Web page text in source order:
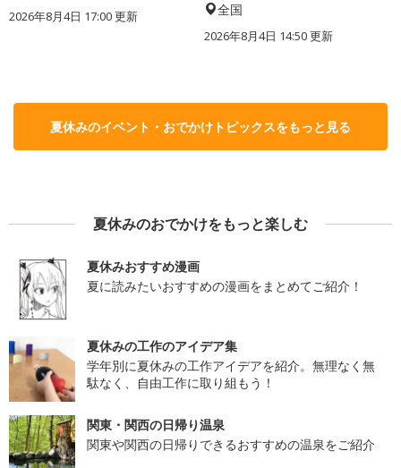
2026年8月4日 17:00更新 全国
2026年8月4日 14:50更新
夏休みのイベント・おでかけトピックスをもっと見る
夏休みのおでかけをもっと楽しむ
夏休みおすすめ漫画
夏に読みたいおすすめの漫画をまとめてご紹介！
夏休みの工作のアイデア集
学年別に夏休みの工作アイデアを紹介。無理なく無
駄なく、自由工作に取り組もう！
関東・関西の日帰り温泉
関東や関西の日帰りできるおすすめの温泉をご紹介